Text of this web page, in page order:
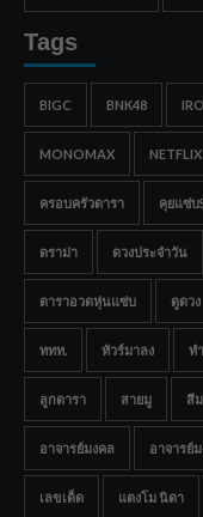
Tags
BIGC BNK48
MONOMAX NETFLIX
ครอบครัวดารา คุยแซ่บ
ดราม่า ดวงประจำวัน
ดาราอวดหุ่นแซ่บ ดูดวง
ททท. ทัวร์มาลง ท
ลูกดารา สายมู สี
อาจารย์มงคล อาจารย์
เลขเด็ด แตงโม นิดา